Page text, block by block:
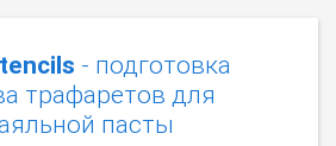
- подготовка
трафаретов для
пасты